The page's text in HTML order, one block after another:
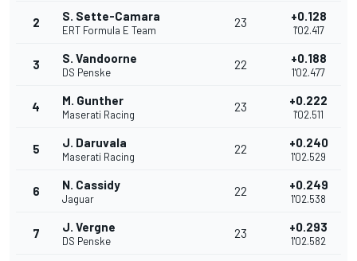
2 S. Sette-Camara
ERT Formula E Team
23 +0.128
1'02.417
3 S. Vandoorne
DS Penske
22 +0.188
1'02.477
4 M. Gunther
Maserati Racing
23 +0.222
1'02.511
5 J. Daruvala
Maserati Racing
22 +0.240
1'02.529
6 N. Cassidy
Jaguar
22 +0.249
1'02.538
7 J. Vergne
DS Penske
23 +0.293
1'02.582